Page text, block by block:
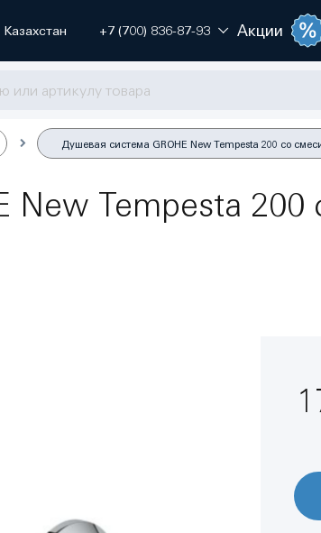
Казахстан +7 (700) 836-87-93 Акции
Душевая система GROHE New Tempesta 200 со
New Tempesta